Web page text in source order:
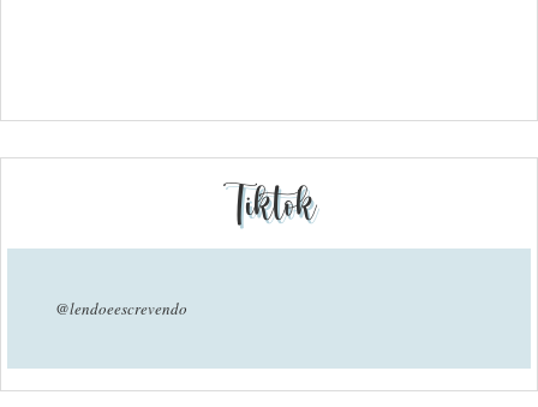
Tiktok
@lendoeescrevendo